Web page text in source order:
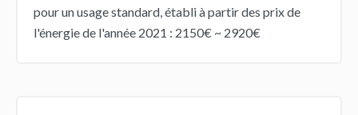
pour un usage standard, établi à partir des prix de
l'énergie de l'année 2021 : 2150€ ~ 2920€